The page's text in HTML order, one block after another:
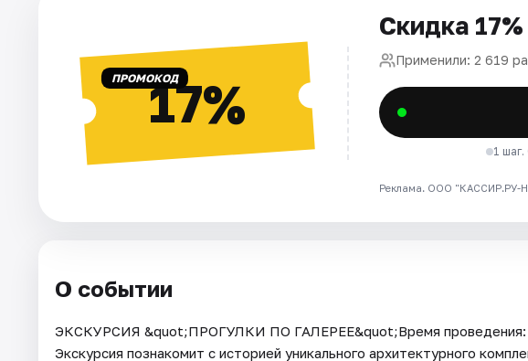
ПРОМОКОД17%
Скидка
Применили: 2 619
1
Реклама. ООО "КАССИР.РУ-
О событии
ЭКСКУРСИЯ &quot;ПРОГУЛКИ ПО ГАЛЕРЕЕ&quot;Время проведения:
Экскурсия познакомит с историей уникального архитектурного